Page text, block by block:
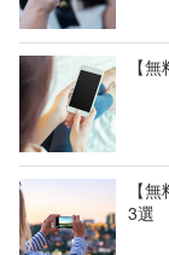
【
【
3選